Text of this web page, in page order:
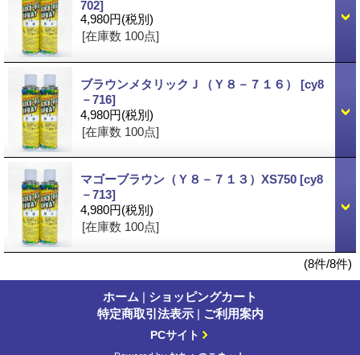
702]
4,980円(税別)
[在庫数 100点]
ブラウンメタリックＪ（Ｙ８－７１６） [cy8
－716]
4,980円(税別)
[在庫数 100点]
マゴーブラウン（Ｙ８－７１３）XS750 [cy8
－713]
4,980円(税別)
[在庫数 100点]
(8件/8件)
ホーム | ショッピングカート
特定商取引法表示 | ご利用案内
PCサイト